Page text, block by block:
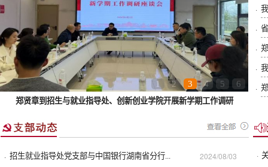
1 2 3 4 5 6
郑贤章到招生与就业指导处、创新创业学院开展新学期工作调研
·
·
·
·
·
· 招生就业指导处党支部与中国银行湖南省分行...
2024/08/03
·